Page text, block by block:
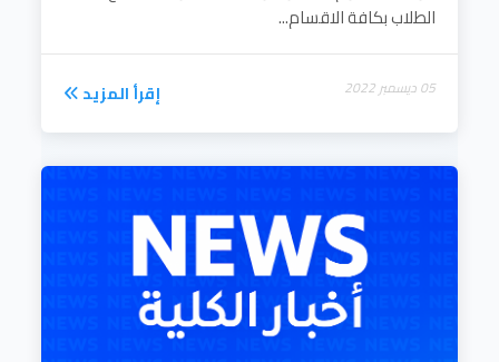
الطلاب بكافة الاقسام...
05 ديسمبر 2022 إقرأ المزيد